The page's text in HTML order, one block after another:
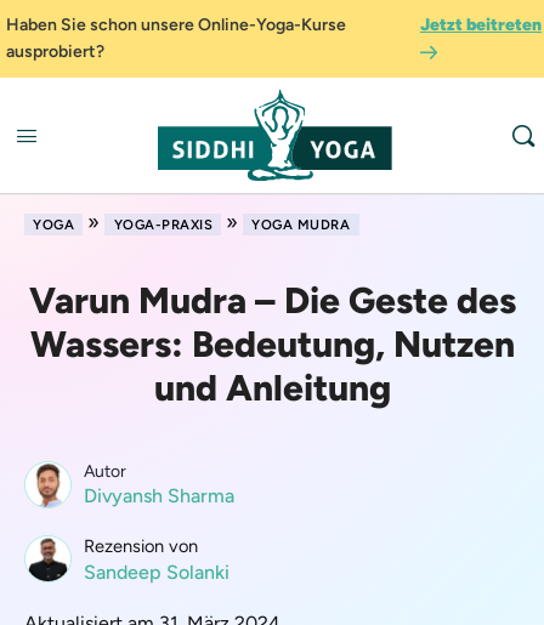
Haben Sie schon unsere Online-Yoga-Kurse
ausprobiert?
Jetzt beitreten
YOGA » YOGA-PRAXIS » YOGA MUDRA
Varun Mudra – Die Geste des
Wassers: Bedeutung, Nutzen
und Anleitung
Autor
Divyansh Sharma
Rezension von
Sandeep Solanki